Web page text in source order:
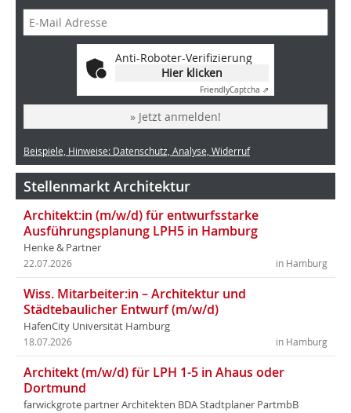
Anti-Roboter-Verifizierung
Hier klicken
FriendlyCaptcha ⇗
» Jetzt anmelden!
Beispiele, Hinweise: Datenschutz, Analyse, Widerruf
Stellenmarkt Architektur
Architekt:in (m/w/d) für entwurfsstarke
Ausführungsplanung LPH5 in Hamburg
Henke & Partner
in Hamburg
22.07.2026
Wiss. Mitarbeiter:in – Architektur und
Städtebaulicher Entwurf (m/w/d)
HafenCity Universität Hamburg
in Hamburg
18.07.2026
Architekt (m/w/d) für LPH 1-5 in Ahaus oder
Dortmund
farwickgrote partner Architekten BDA Stadtplaner PartmbB